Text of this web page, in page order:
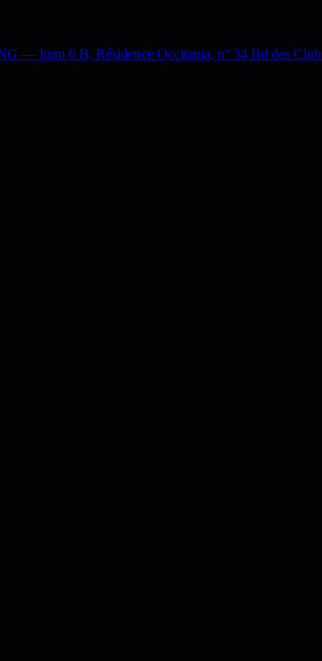
— Imm 6 B, Résidence Occitania, n° 34 Bd des